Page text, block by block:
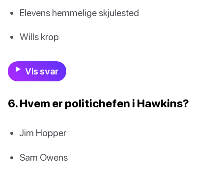
Elevens hemmelige skjulested
Wills krop
Vis svar
6. Hvem er politichefen i Hawkins?
Jim Hopper
Sam Owens